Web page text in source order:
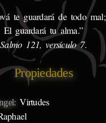
te guardará de todo mal;
El guardará tu alma.”
Salmo 121, versículo 7.
Propiedades
Virtudes